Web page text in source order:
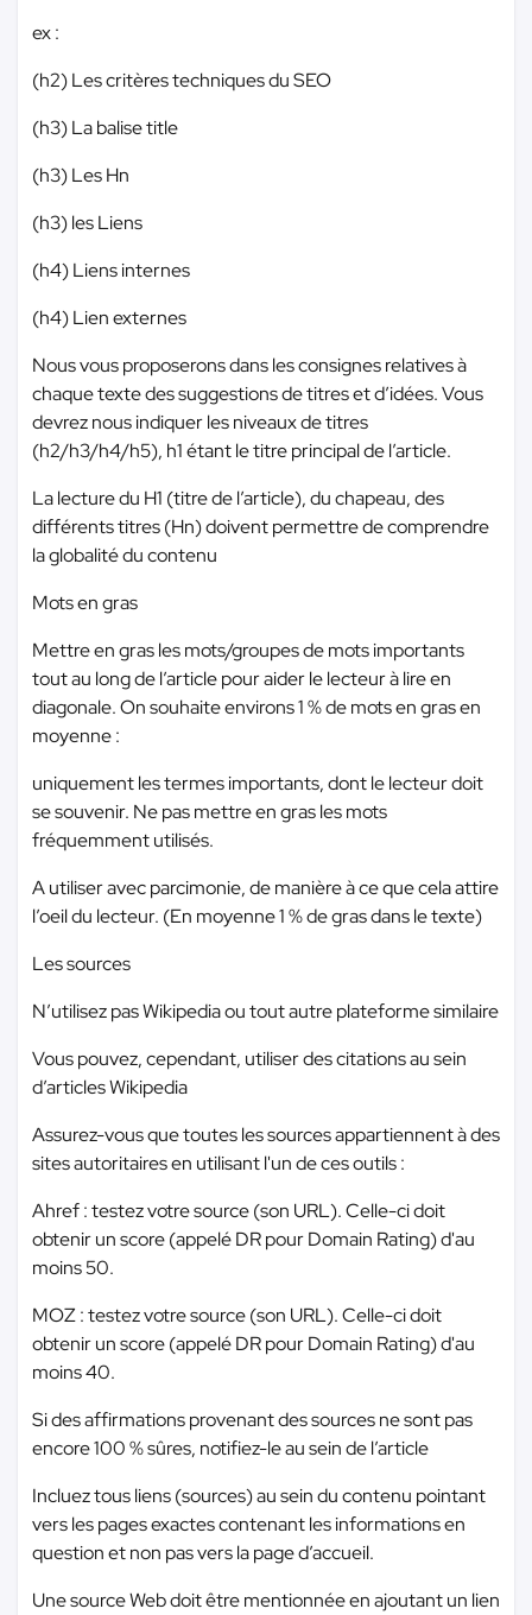
ex :
(h2) Les critères techniques du SEO
(h3) La balise title
(h3) Les Hn
(h3) les Liens
(h4) Liens internes
(h4) Lien externes
Nous vous proposerons dans les consignes relatives à
chaque texte des suggestions de titres et d’idées. Vous
devrez nous indiquer les niveaux de titres
(h2/h3/h4/h5), h1 étant le titre principal de l’article.
La lecture du H1 (titre de l’article), du chapeau, des
différents titres (Hn) doivent permettre de comprendre
la globalité du contenu
Mots en gras
Mettre en gras les mots/groupes de mots importants
tout au long de l’article pour aider le lecteur à lire en
diagonale. On souhaite environs 1 % de mots en gras en
moyenne :
uniquement les termes importants, dont le lecteur doit
se souvenir. Ne pas mettre en gras les mots
fréquemment utilisés.
A utiliser avec parcimonie, de manière à ce que cela attire
l’oeil du lecteur. (En moyenne 1 % de gras dans le texte)
Les sources
N’utilisez pas Wikipedia ou tout autre plateforme similaire
Vous pouvez, cependant, utiliser des citations au sein
d’articles Wikipedia
Assurez-vous que toutes les sources appartiennent à des
sites autoritaires en utilisant l'un de ces outils :
Ahref : testez votre source (son URL). Celle-ci doit
obtenir un score (appelé DR pour Domain Rating) d'au
moins 50.
MOZ : testez votre source (son URL). Celle-ci doit
obtenir un score (appelé DR pour Domain Rating) d'au
moins 40.
Si des affirmations provenant des sources ne sont pas
encore 100 % sûres, notifiez-le au sein de l’article
Incluez tous liens (sources) au sein du contenu pointant
vers les pages exactes contenant les informations en
question et non pas vers la page d’accueil.
Une source Web doit être mentionnée en ajoutant un lien